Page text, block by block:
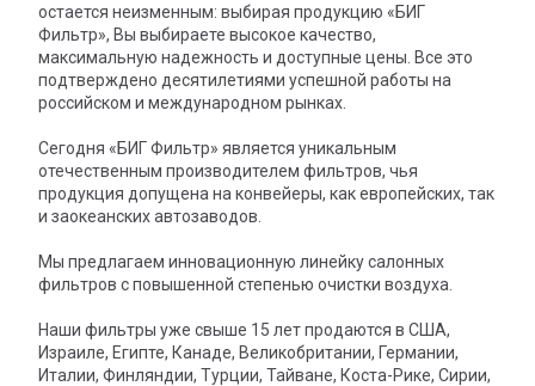
остается неизменным: выбирая продукцию «БИГ
Фильтр», Вы выбираете высокое качество,
максимальную надежность и доступные цены. Все это
подтверждено десятилетиями успешной работы на
российском и международном рынках.
Сегодня «БИГ Фильтр» является уникальным
отечественным производителем фильтров, чья
продукция допущена на конвейеры, как европейских, так
и заокеанских автозаводов.
Мы предлагаем инновационную линейку салонных
фильтров с повышенной степенью очистки воздуха.
Наши фильтры уже свыше 15 лет продаются в США,
Израиле, Египте, Канаде, Великобритании, Германии,
Италии, Финляндии, Турции, Тайване, Коста-Рике, Сирии,